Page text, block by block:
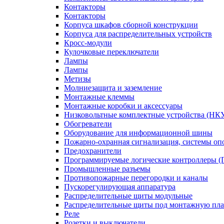
Контакторы
Контакторы
Корпуса шкафов сборной конструкции
Корпуса для распределительных устройств
Кросс-модули
Кулочковые переключатели
Лампы
Лампы
Метизы
Молниезащита и заземление
Монтажные клеммы
Монтажные коробки и аксессуары
Низковольтные комплектные устройства
Обогреватели
Оборудование для информационной шины
Пожарно-охранная сигнализация, системы
Предохранители
Программируемые логические контроллеры
Промышленные разъемы
Противопожарные перегородки и каналы
Пускорегулирующая аппаратура
Распределительные щиты модульные
Распределительные щиты под монтажную
Реле